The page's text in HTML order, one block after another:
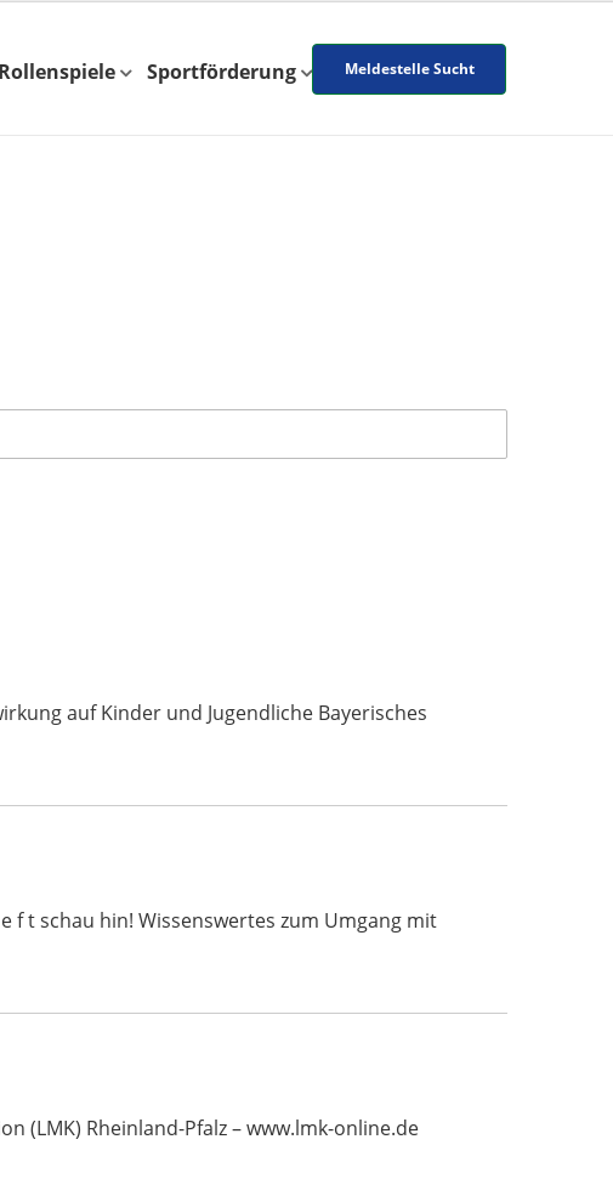
Sportförderung Meldestelle Sucht
auf Kinder und Jugendliche Bayerisches
f t schau hin! Wissenswertes zum Umgang mit
(LMK) Rheinland-Pfalz – www.lmk-online.de